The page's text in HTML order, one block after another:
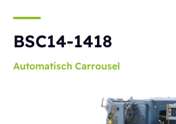
BSC14-1418
Automatisch Carrousel